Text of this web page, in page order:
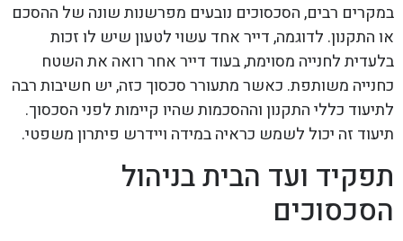
במקרים רבים, הסכסוכים נובעים מפרשנות שונה של ההסכם
או התקנון. לדוגמה, דייר אחד עשוי לטעון שיש לו זכות
בלעדית לחנייה מסוימת, בעוד דייר אחר רואה את השטח
כחנייה משותפת. כאשר מתעורר סכסוך כזה, יש חשיבות רבה
לתיעוד כללי התקנון וההסכמות שהיו קיימות לפני הסכסוך.
תיעוד זה יכול לשמש כראיה במידה ויידרש פיתרון משפטי.
תפקיד ועד הבית בניהול
הסכסוכים